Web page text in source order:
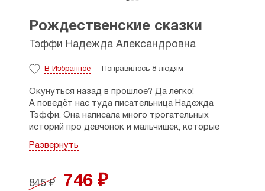
Рождественские сказки
Тэффи Надежда Александровна
В Избранное Понравилось 8 людям
Окунуться назад в прошлое? Да легко!
А поведёт нас туда писательница Надежда
Тэффи. Она написала много трогательных
историй про девчонок и мальчишек, которые
такое планшет и телевизор, но не скучали,
катались на санках, собирались у новогодних
ёлок, ожидая волшебства и, конечно, прощались
Развернуть
845 ₽ 746 ₽